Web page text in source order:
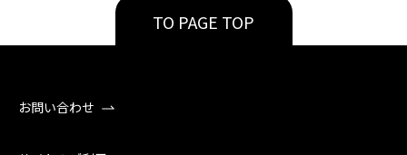
TO PAGE TOP
お問い合わせ